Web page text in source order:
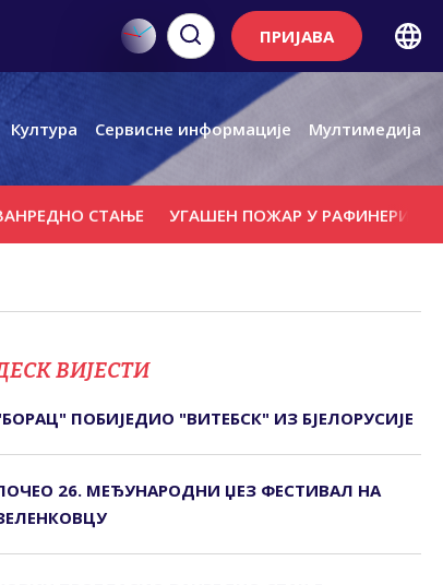
ПРИЈАВА
Култура Сервисне информације Мултимедија
СТАЊЕ УГАШЕН ПОЖАР У РАФИНЕРИЈИ НАФТЕ
ВИЈЕСТИ
ПОБИЈЕДИО "ВИТЕБСК" ИЗ БЈЕЛОРУСИЈЕ
26. МЕЂУНАРОДНИ ЏЕЗ ФЕСТИВАЛ НА